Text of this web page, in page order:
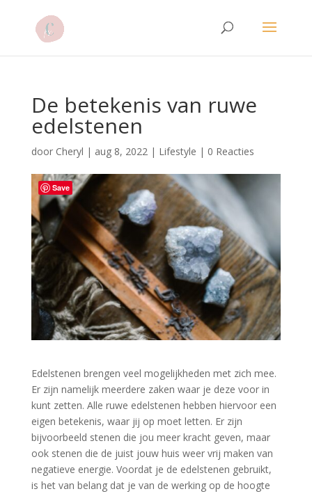
De betekenis van ruwe
edelstenen
door Cheryl | aug 8, 2022| Lifestyle | 0 Reacties
Edelstenen brengen veel mogelijkheden met zich mee.
Er zijn namelijk meerdere zaken waar je deze voor in
kunt zetten. Alle ruwe edelstenen hebben hiervoor een
eigen betekenis, waar jij op moet letten. Er zijn
bijvoorbeeld stenen die jou meer kracht geven, maar
ook stenen die de juist jouw huis weer vrij maken van
negatieve energie. Voordat je de edelstenen gebruikt,
is het van belang dat je van de werking op de hoogte
Save